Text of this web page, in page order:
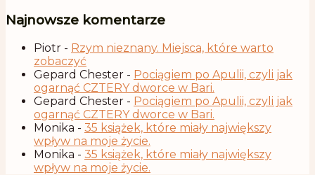
Najnowsze komentarze
Piotr - Rzym nieznany. Miejsca, które warto
zobaczyć
Gepard Chester - Pociągiem po Apulii, czyli jak
ogarnąć CZTERY dworce w Bari.
Gepard Chester - Pociągiem po Apulii, czyli jak
ogarnąć CZTERY dworce w Bari.
Monika - 35 książek, które miały największy
wpływ na moje życie.
Monika - 35 książek, które miały największy
wpływ na moje życie.